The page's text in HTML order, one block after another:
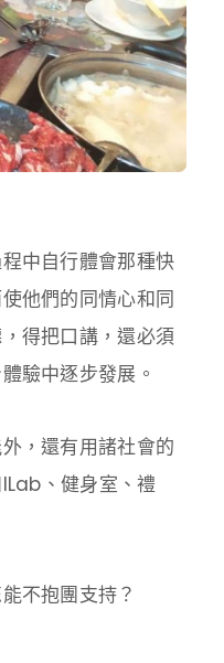
中自行體會那種快
他們的同情心和同
得把口講，還必須
驗中逐步發展。
，還有用諸社會的
、健身室、禮
不抱團支持？